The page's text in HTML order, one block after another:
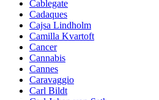
Cablegate
Cadaques
Cajsa Lindholm
Camilla Kvartoft
Cancer
Cannabis
Cannes
Caravaggio
Carl Bildt